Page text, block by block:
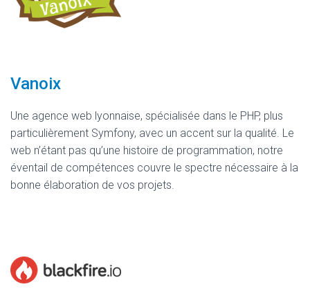
Vanoix
Une agence web lyonnaise, spécialisée dans le PHP, plus
particulièrement Symfony, avec un accent sur la qualité. Le
web n’étant pas qu’une histoire de programmation, notre
éventail de compétences couvre le spectre nécessaire à la
bonne élaboration de vos projets.